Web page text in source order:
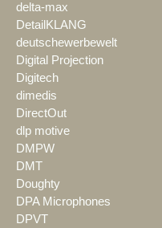
delta-max
DetailKLANG
deutschewerbewelt
Digital Projection
Digitech
dimedis
DirectOut
dlp motive
DMPW
DMT
Doughty
DPA Microphones
DPVT